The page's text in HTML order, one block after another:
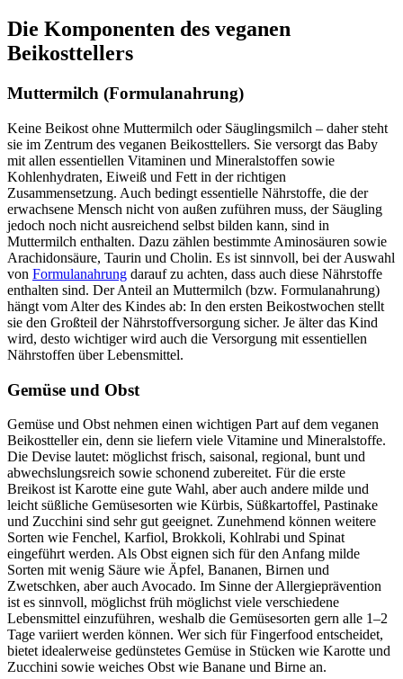
Die Komponenten des veganen
Beikosttellers
Muttermilch (Formulanahrung)
Keine Beikost ohne Muttermilch oder Säuglingsmilch – daher steht
sie im Zentrum des veganen Beikosttellers. Sie versorgt das Baby
mit allen essentiellen Vitaminen und Mineralstoffen sowie
Kohlenhydraten, Eiweiß und Fett in der richtigen
Zusammensetzung. Auch bedingt essentielle Nährstoffe, die der
erwachsene Mensch nicht von außen zuführen muss, der Säugling
jedoch noch nicht ausreichend selbst bilden kann, sind in
Muttermilch enthalten. Dazu zählen bestimmte Aminosäuren sowie
Arachidonsäure, Taurin und Cholin. Es ist sinnvoll, bei der Auswahl
von Formulanahrung darauf zu achten, dass auch diese Nährstoffe
enthalten sind. Der Anteil an Muttermilch (bzw. Formulanahrung)
hängt vom Alter des Kindes ab: In den ersten Beikostwochen stellt
sie den Großteil der Nährstoffversorgung sicher. Je älter das Kind
wird, desto wichtiger wird auch die Versorgung mit essentiellen
Nährstoffen über Lebensmittel.
Gemüse und Obst
Gemüse und Obst nehmen einen wichtigen Part auf dem veganen
Beikostteller ein, denn sie liefern viele Vitamine und Mineralstoffe.
Die Devise lautet: möglichst frisch, saisonal, regional, bunt und
abwechslungsreich sowie schonend zubereitet. Für die erste
Breikost ist Karotte eine gute Wahl, aber auch andere milde und
leicht süßliche Gemüsesorten wie Kürbis, Süßkartoffel, Pastinake
und Zucchini sind sehr gut geeignet. Zunehmend können weitere
Sorten wie Fenchel, Karfiol, Brokkoli, Kohlrabi und Spinat
eingeführt werden. Als Obst eignen sich für den Anfang milde
Sorten mit wenig Säure wie Äpfel, Bananen, Birnen und
Zwetschken, aber auch Avocado. Im Sinne der Allergieprävention
ist es sinnvoll, möglichst früh möglichst viele verschiedene
Lebensmittel einzuführen, weshalb die Gemüsesorten gern alle 1–2
Tage variiert werden können. Wer sich für Fingerfood entscheidet,
bietet idealerweise gedünstetes Gemüse in Stücken wie Karotte und
Zucchini sowie weiches Obst wie Banane und Birne an.